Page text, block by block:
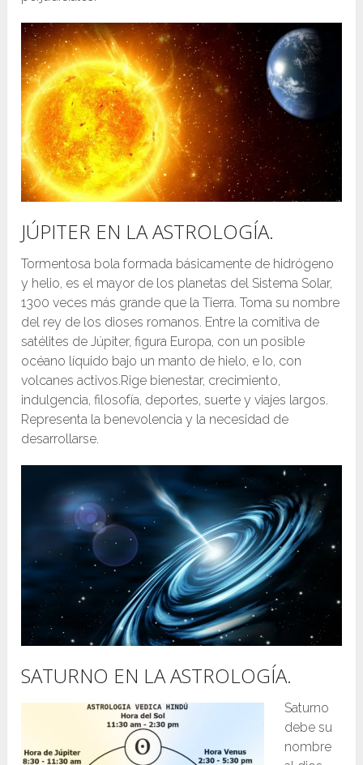
JÚPITER EN LA ASTROLOGÍA.
Tormentosa bola formada básicamente de hidrógeno
y helio, es el mayor de los planetas del Sistema Solar,
1300 veces más grande que la Tierra. Toma su nombre
del rey de los dioses romanos. Entre la comitiva de
satélites de Júpiter, figura Europa, con un posible
océano líquido bajo un manto de hielo, e Io, con
volcanes activos.Rige bienestar, crecimiento,
indulgencia, filosofía, deportes, suerte y viajes largos.
Representa la benevolencia y la necesidad de
desarrollarse.
SATURNO EN LA ASTROLOGÍA.
Saturno
debe su
nombre